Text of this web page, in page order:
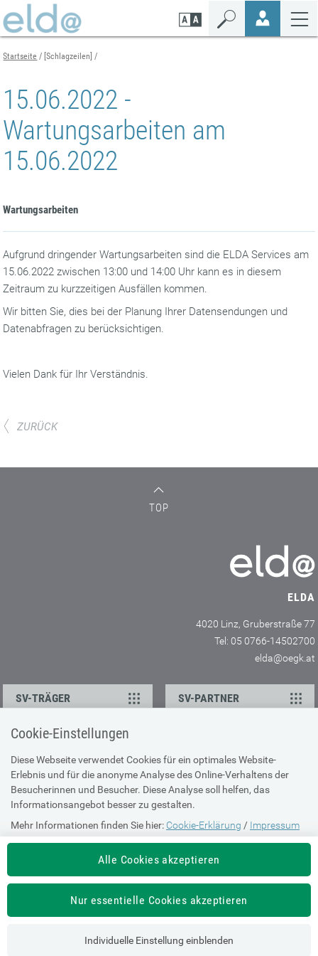
Cookie-Einstellungen
Diese Webseite verwendet Cookies für ein optimales Website-
Erlebnis und für die anonyme Analyse des Online-Verhaltens der
Besucherinnen und Besucher. Diese Analyse soll helfen, das
Informationsangebot besser zu gestalten.
Mehr Informationen finden Sie hier: Cookie-Erklärung / Impressum
Alle Cookies akzeptieren
Nur essentielle Cookies akzeptieren
Individuelle Einstellung einblenden
Seiteninhalt
springen
Navigation
springen
Mobilen
Navigation
springen
Startseite [Schlagzeilen]
15.06.2022 -
Wartungsarbeiten am
15.06.2022
Wartungsarbeiten
Aufgrund dringender Wartungsarbeiten sind die ELDA Services am
15.06.2022 zwischen 13:00 und 14:00 Uhr kann es in diesem
Zeitraum zu kurzzeitigen Ausfällen kommen.
Wir bitten Sie, dies bei der Planung Ihrer Datensendungen und
Datenabfragen zu berücksichtigen.
Vielen Dank für Ihr Verständnis.
ZURÜCK
TOP
ELDA
4020 Linz, Gruberstraße 77
Tel: 05 0766-14502700
elda@oegk.at
SV-TRÄGER SV-PARTNER
KONTAKT
Ansprechpartner
Feedback
ÜBER UNS
Sitemap